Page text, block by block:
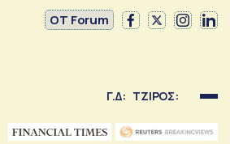
OT Forum
Γ.Δ: ΤΖΙΡΟΣ: